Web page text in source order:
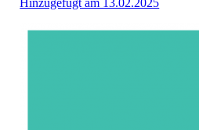
Hinzugefügt am 13.02.2025